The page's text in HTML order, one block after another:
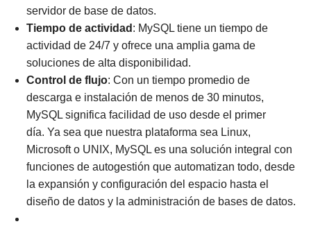
servidor de base de datos.
Tiempo de actividad : MySQL tiene un tiempo de
actividad de 24/7 y ofrece una amplia gama de
soluciones de alta disponibilidad.
Control de flujo: Con un tiempo promedio de
descarga e instalación de menos de 30 minutos,
MySQL significa facilidad de uso desde el primer
día. Ya sea que nuestra plataforma sea Linux,
Microsoft o UNIX, MySQL es una solución integral con
funciones de autogestión que automatizan todo, desde
la expansión y configuración del espacio hasta el
diseño de datos y la administración de bases de datos.